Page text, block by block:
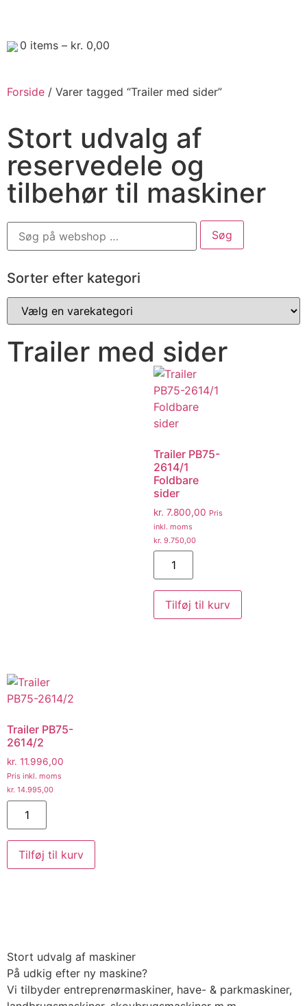
0 items – kr. 0,00
Forside / Varer tagged “Trailer med sider”
Stort udvalg af
reservedele og
tilbehør til maskiner
Sorter efter kategori
Trailer med sider
Trailer PB75-
2614/1
Foldbare
sider
kr. 7.800,00 Pris
inkl. moms
kr. 9.750,00
Tilføj til kurv
Trailer PB75-
2614/2
kr. 11.996,00
Pris inkl. moms
kr. 14.995,00
Tilføj til kurv
Stort udvalg af maskiner
På udkig efter ny maskine?
Vi tilbyder entreprenørmaskiner, have- & parkmaskiner,